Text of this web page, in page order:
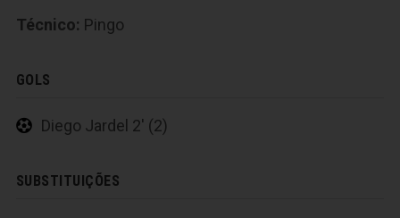
Técnico: Pingo
GOLS
Diego Jardel 2' (2)
SUBSTITUIÇÕES